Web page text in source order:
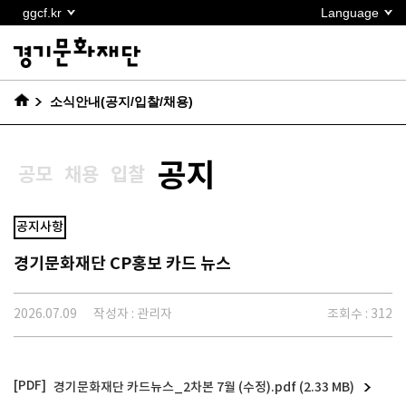
바로가기
ggcf.kr Language
소식안내(공지/입찰/채용)
공모 채용 입찰 공지
공지사항
경기문화재단 CP홍보 카드 뉴스
2026.07.09 작성자 : 관리자 조회수 : 312
경기문화재단 카드뉴스_2차본 7월 (수정).pdf (2.33 MB)